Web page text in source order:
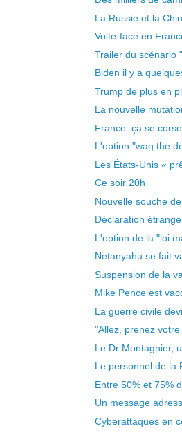
La Russie et la
Volte-face en
Trailer du scénario
Biden il y a
Trump de plus en
La nouvelle
France: ça se
L'option "wag the
Les États-Unis «
Ce soir 20h
Nouvelle souche
Déclaration
L'option de la "loi
Netanyahu se fait
Suspension de la
Mike Pence est
La guerre civile
"Allez, prenez
Le Dr Montagnier,
Le personnel de la
Entre 50% et 75%
Un message
Cyberattaques en